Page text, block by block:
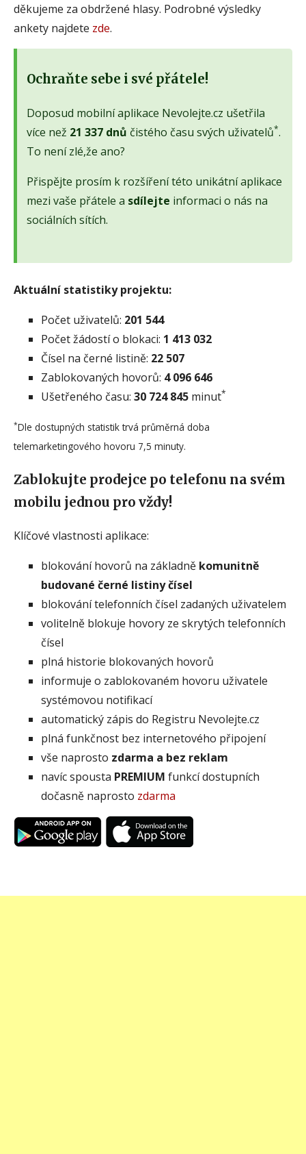
děkujeme za obdržené hlasy. Podrobné výsledky
ankety najdete zde.
Ochraňte sebe i své přátele!
Doposud mobilní aplikace Nevolejte.cz ušetřila
více než 21 337 dnů čistého času svých uživatelů*.
To není zlé,že ano?
Přispějte prosím k rozšíření této unikátní aplikace
mezi vaše přátele a sdílejte informaci o nás na
sociálních sítích.
Aktuální statistiky projektu:
Počet uživatelů: 201 544
Počet žádostí o blokaci: 1 413 032
Čísel na černé listině: 22 507
Zablokovaných hovorů: 4 096 646
Ušetřeného času: 30 724 845 minut*
*Dle dostupných statistik trvá průměrná doba
telemarketingového hovoru 7,5 minuty.
Zablokujte prodejce po telefonu na svém
mobilu jednou pro vždy!
Klíčové vlastnosti aplikace:
blokování hovorů na základně komunitně
budované černé listiny čísel
blokování telefonních čísel zadaných uživatelem
volitelně blokuje hovory ze skrytých telefonních
čísel
plná historie blokovaných hovorů
informuje o zablokovaném hovoru uživatele
systémovou notifikací
automatický zápis do Registru Nevolejte.cz
plná funkčnost bez internetového připojení
vše naprosto zdarma a bez reklam
navíc spousta PREMIUM funkcí dostupních
dočasně naprosto zdarma